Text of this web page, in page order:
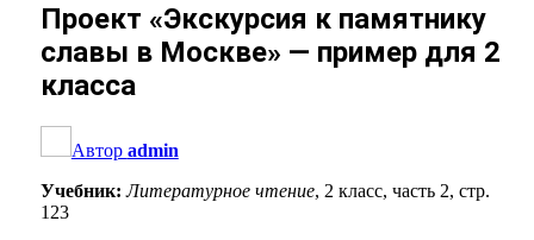
Проект «Экскурсия к памятнику
славы в Москве» — пример для 2
класса
Автор admin
Учебник: Литературное чтение, 2 класс, часть 2, стр.
123